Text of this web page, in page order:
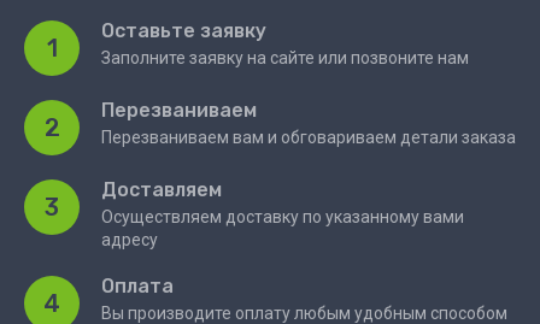
1
Оставьте заявку
Заполните заявку на сайте или позвоните нам
2
Перезваниваем
Перезваниваем вам и обговариваем детали заказа
3
Доставляем
Осуществляем доставку по указанному вами
адресу
4
Оплата
Вы производите оплату любым удобным способом